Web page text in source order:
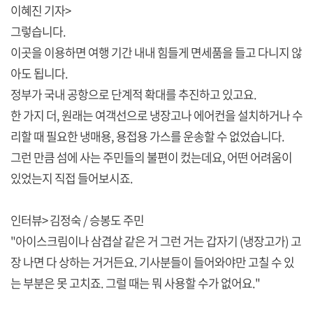
이혜진 기자>
그렇습니다.
이곳을 이용하면 여행 기간 내내 힘들게 면세품을 들고 다니지 않
아도 됩니다.
정부가 국내 공항으로 단계적 확대를 추진하고 있고요.
한 가지 더, 원래는 여객선으로 냉장고나 에어컨을 설치하거나 수
리할 때 필요한 냉매용, 용접용 가스를 운송할 수 없었습니다.
그런 만큼 섬에 사는 주민들의 불편이 컸는데요, 어떤 어려움이
있었는지 직접 들어보시죠.
인터뷰> 김정숙 / 승봉도 주민
"아이스크림이나 삼겹살 같은 거 그런 거는 갑자기 (냉장고가) 고
장 나면 다 상하는 거거든요. 기사분들이 들어와야만 고칠 수 있
는 부분은 못 고치죠. 그럴 때는 뭐 사용할 수가 없어요."